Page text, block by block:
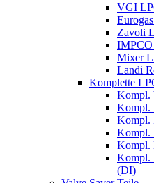
VGI
Zavoli
IMPCO
Mixer
Landi
Komplette
Kompl.
Kompl.
Kompl.
Kompl.
Kompl.
Kompl.
(DI)